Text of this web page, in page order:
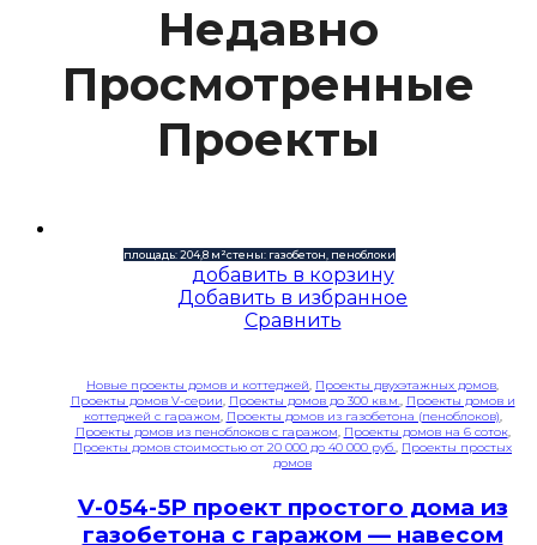
Недавно
Просмотренные
Проекты
площадь: 204,8 м²стены: газобетон, пеноблоки
добавить в корзину
Добавить в избранное
Сравнить
Новые проекты домов и коттеджей, Проекты двухэтажных домов,
Проекты домов V-серии, Проекты домов до 300 кв.м., Проекты домов и
коттеджей с гаражом, Проекты домов из газобетона (пеноблоков),
Проекты домов из пеноблоков с гаражом, Проекты домов на 6 соток,
Проекты домов стоимостью от 20 000 до 40 000 руб., Проекты простых
домов
V-054-5P проект простого дома из
газобетона с гаражом — навесом